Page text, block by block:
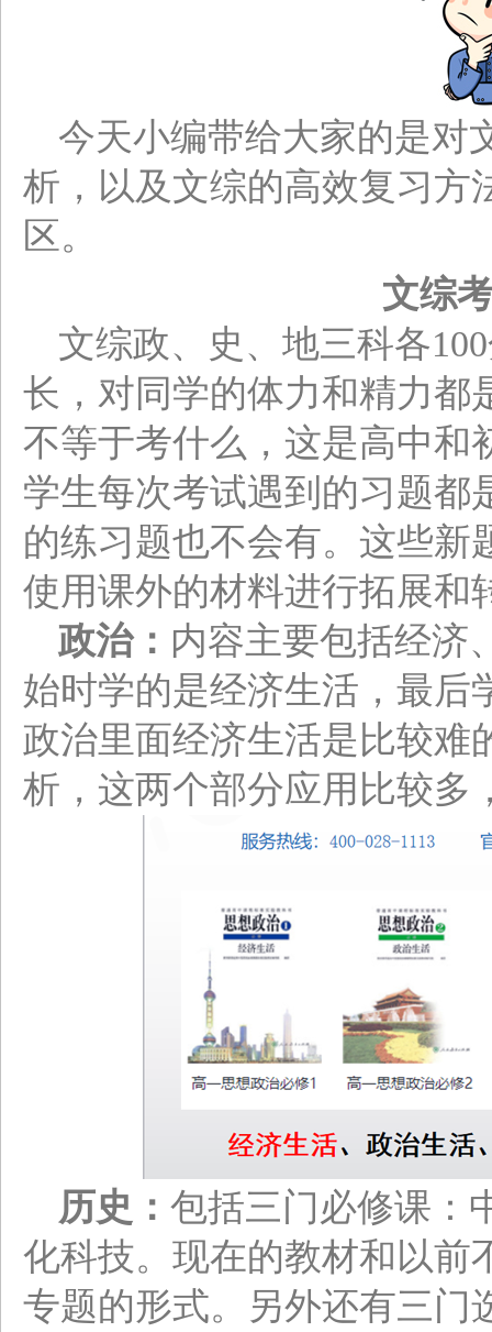
今天小编带给大家的是对
析，以及文综的高效复习方
区。
文综
文综政、史、地三科各
长，对同学的体力和精力都
不等于考什么，这是高中和
学生每次考试遇到的习题都
的练习题也不会有。这些新
使用课外的材料进行拓展和
政治： 内容主要包括经济
始时学的是经济生活，最后
政治里面经济生活是比较难
析，这两个部分应用比较多
历史： 包括三门必修课：
化科技。现在的教材和以前
专题的形式。另外还有三门